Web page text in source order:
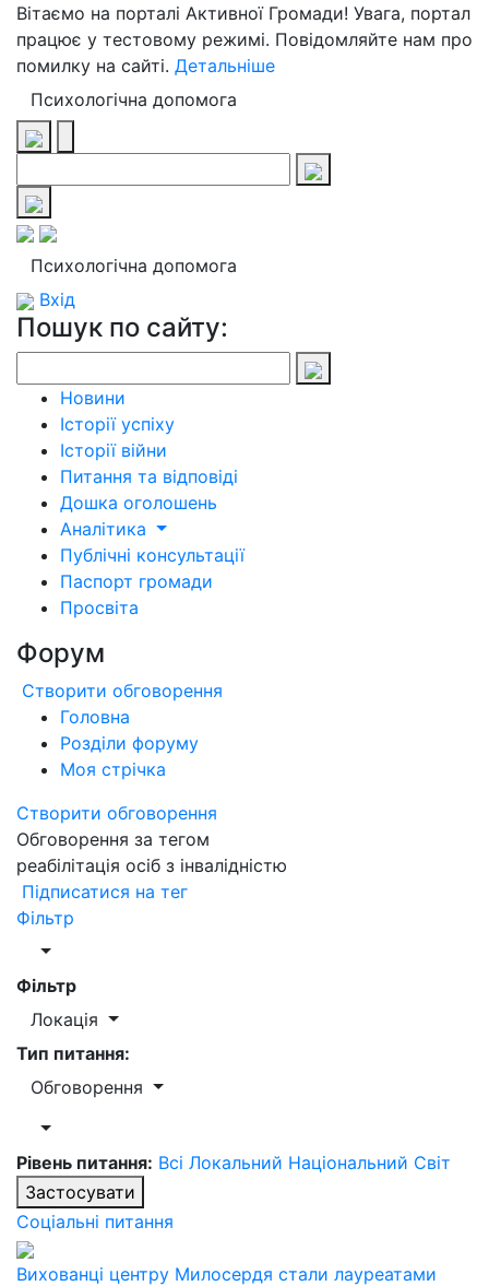
Вітаємо на порталі Активної Громади! Увага, портал
працює у тестовому режимі. Повідомляйте нам про
помилку на сайті. Детальніше
Психологічна допомога
Психологічна допомога
Вхід
Пошук по сайту:
Новини
Історії успіху
Історії війни
Питання та відповіді
Дошка оголошень
Аналітика
Публічні консультації
Паспорт громади
Просвіта
Форум
Створити обговорення
Головна
Розділи форуму
Моя стрічка
Створити обговорення
Обговорення за тегом
реабілітація осіб з інвалідністю
Підписатися на тег
Фільтр
Фільтр
Локація
Тип питання:
Обговорення
Рівень питання: Всі Локальний Національний Світ
Застосувати
Соціальні питання
Вихованці центру Милосердя стали лауреатами